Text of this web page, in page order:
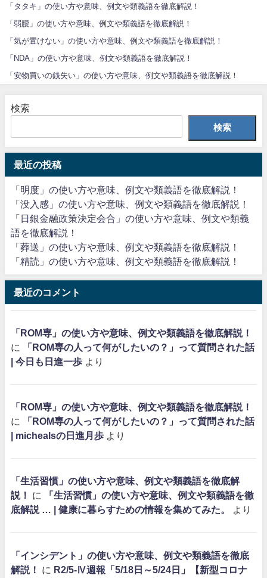
「タタキ」の使い方や意味、例文や類義語を徹底解説！
「弱腰」の使い方や意味、例文や類義語を徹底解説！
「気が置けない」の使い方や意味、例文や類義語を徹底解説！
「NDA」の使い方や意味、例文や類義語を徹底解説！
「安物買いの銭失い」の使い方や意味、例文や類義語を徹底解説！
検索
検索
最近の投稿
「明度」の使い方や意味、例文や類義語を徹底解説！
「没入感」の使い方や意味、例文や類義語を徹底解説！
「日銀金融政策決定会合」の使い方や意味、例文や類義
語を徹底解説！
「葬送」の使い方や意味、例文や類義語を徹底解説！
「精読」の使い方や意味、例文や類義語を徹底解説！
最近のコメント
「ROM専」の使い方や意味、例文や類義語を徹底解説！
に
「ROM専の人って何がしたいの？」って質問された話
| 今日も日進一歩 より
「ROM専」の使い方や意味、例文や類義語を徹底解説！
に
「ROM専の人って何がしたいの？」って質問された話
| michealsの日進月歩 より
「生活習慣」の使い方や意味、例文や類義語を徹底解
説！
に
「生活習慣」の使い方や意味、例文や類義語を徹
底解説 … | 健康に暮らすための情報を集めてみた。
より
「インシデント」の使い方や意味、例文や類義語を徹底
解説！
に R2/5-Ⅳ週報「5/18日～5/24日」【新型コロナ